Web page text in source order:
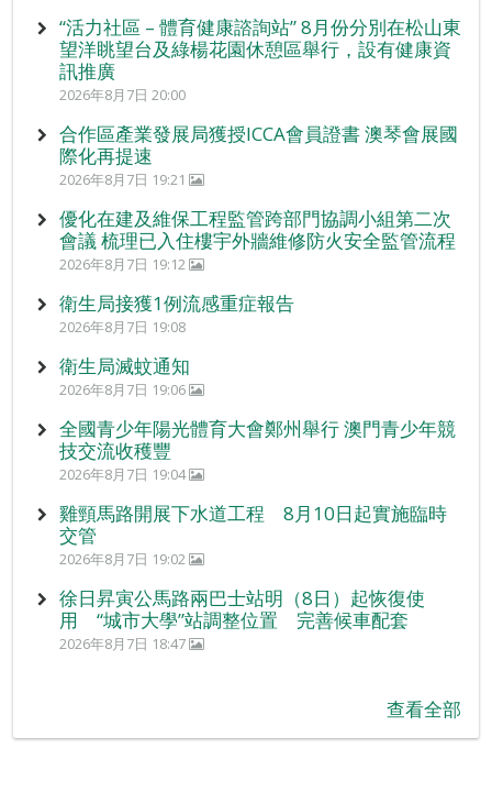
“活力社區 – 體育健康諮詢站” 8月份分別在松山東
望洋眺望台及綠楊花園休憩區舉行，設有健康資
訊推廣
2026年8月7日 20:00
合作區產業發展局獲授ICCA會員證書 澳琴會展國
際化再提速
2026年8月7日 19:21
優化在建及維保工程監管跨部門協調小組第二次
會議 梳理已入住樓宇外牆維修防火安全監管流程
2026年8月7日 19:12
衛生局接獲1例流感重症報告
2026年8月7日 19:08
衛生局滅蚊通知
2026年8月7日 19:06
全國青少年陽光體育大會鄭州舉行 澳門青少年競
技交流收穫豐
2026年8月7日 19:04
雞頸馬路開展下水道工程 8月10日起實施臨時
交管
2026年8月7日 19:02
徐日昇寅公馬路兩巴士站明（8日）起恢復使
用 “城市大學”站調整位置 完善候車配套
2026年8月7日 18:47
查看全部